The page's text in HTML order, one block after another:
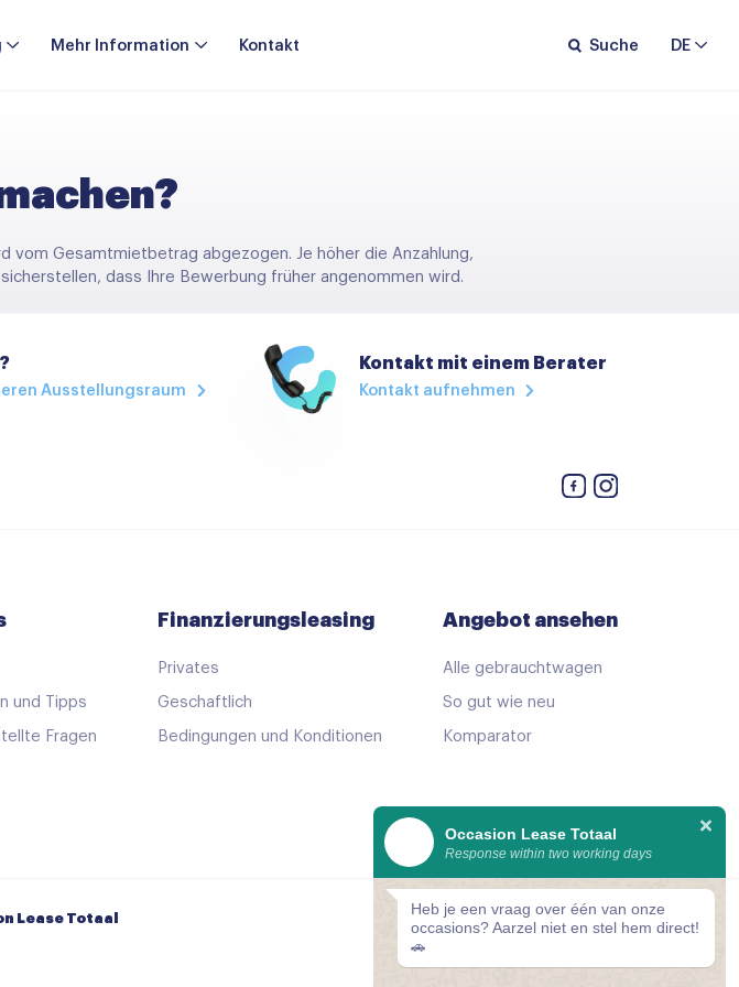
Mehr Information Kontakt DE
Suche
vom Gesamtmietbetrag abgezogen. Je höher die Anzahlung,
dass Ihre Bewerbung früher angenommen wird.
Ausstellungsraum
Kontakt mit einem Berater
Kontakt aufnehmen
und Tipps
Fragen
Finanzierungsleasing
Privates
Geschaftlich
Bedingungen und Konditionen
Angebot ansehen
Alle gebrauchtwagen
So gut wie neu
Komparator
Lease Totaal Cookie-Einstellungen
Occasion Lease Totaal
Response within two working days
Heb je een vraag over één van onze
occasions? Aarzel niet en stel hem direct!
🚗